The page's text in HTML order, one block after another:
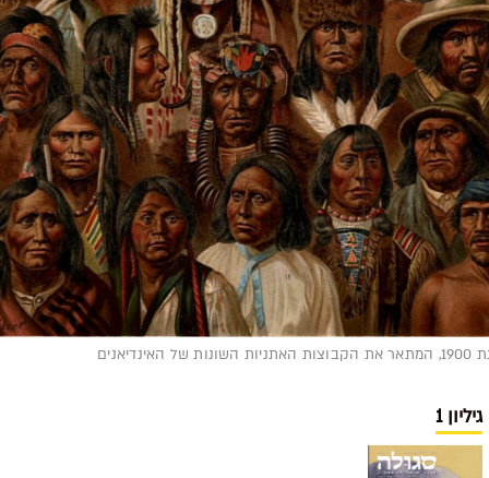
גיליון 1